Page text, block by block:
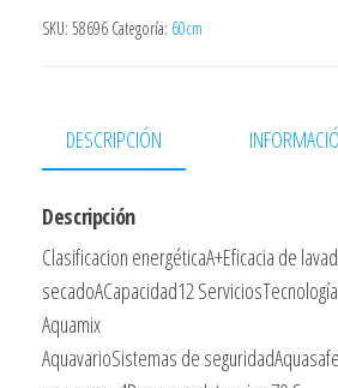
Inox
12
4
Programas
cantidad
SKU: 58696 Categoría: 60cm
DESCRIPCIÓN
Descripción
Clasificacion energéticaA+Eficacia de
secadoACapacidad12
Aquamix
AquavarioSistemas de